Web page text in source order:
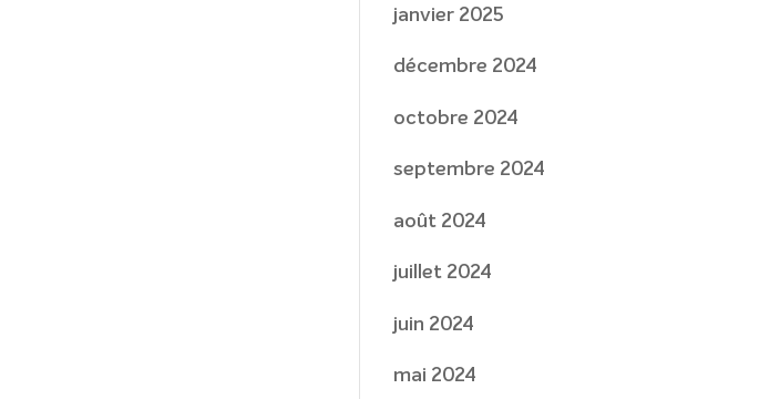
janvier 2025
décembre 2024
octobre 2024
septembre 2024
août 2024
juillet 2024
juin 2024
mai 2024